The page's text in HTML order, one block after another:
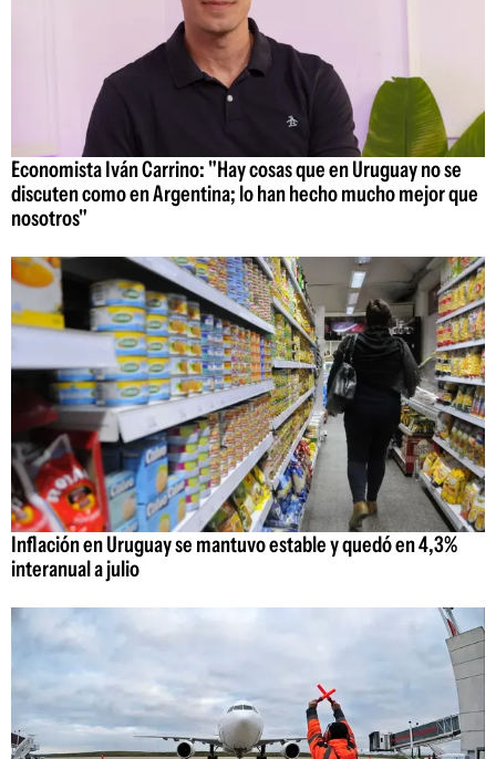
Economista Iván Carrino: "Hay cosas que en Uruguay no se
discuten como en Argentina; lo han hecho mucho mejor que
nosotros"
Inflación en Uruguay se mantuvo estable y quedó en 4,3%
interanual a julio